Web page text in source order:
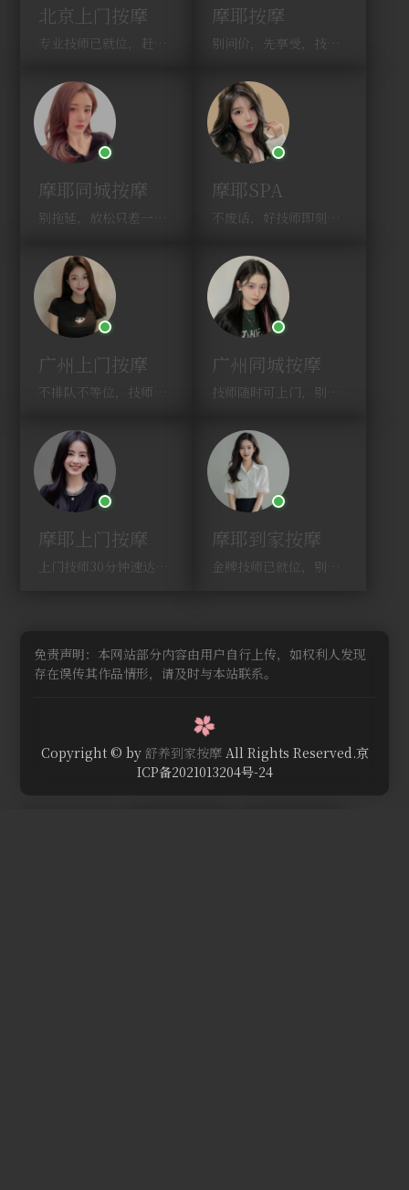
北京上门按摩
专业技师已就位，赶紧下单！
摩耶按摩
别问价，先享受，技师马上到！
摩耶同城按摩
别拖延，放松只差一次点击！
摩耶SPA
不废话，好技师即刻上门，约！
广州上门按摩
不排队不等位，技师直奔你家！
广州同城按摩
技师随时可上门，别啰嗦，赶紧约！
摩耶上门按摩
上门技师30分钟速达，别问，快约！
摩耶到家按摩
金牌技师已就位，别纠结，马上预约！
免责声明：本网站部分内容由用户自行上传，如权利人发现
存在误传其作品情形，请及时与本站联系。
Copyright © by 舒养到家按摩All Rights Reserved.京
ICP备2021013204号-24